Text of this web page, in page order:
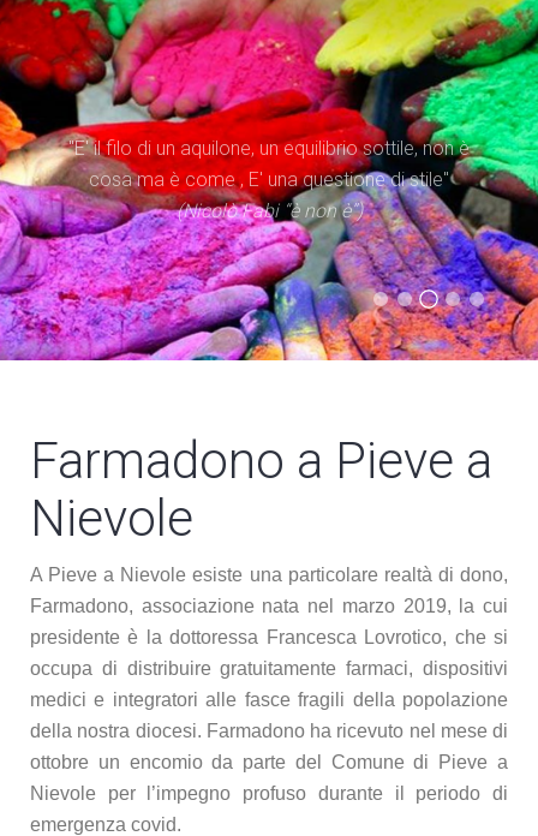
(Don Tonino Bello)
"Il tempo è superiore allo spazio. Dare priorità al
tempo significa occuparsi di iniziare processi, più
che di possedere spazi"
(Evangelii Gaudium)
"E' il filo di un aquilone, un equilibrio sottile, non è
cosa ma è come , E' una questione di stile"
(Nicolò Fabi “è non è”)
(Statuto Caritas Italiana)
Farmadono a Pieve a
Nievole
A Pieve a Nievole esiste una particolare realtà di dono,
Farmadono, associazione nata nel marzo 2019, la cui
presidente è la dottoressa Francesca Lovrotico, che si
occupa di distribuire gratuitamente farmaci, dispositivi
medici e integratori alle fasce fragili della popolazione
della nostra diocesi. Farmadono ha ricevuto nel mese di
ottobre un encomio da parte del Comune di Pieve a
Nievole per l’impegno profuso durante il periodo di
emergenza covid.